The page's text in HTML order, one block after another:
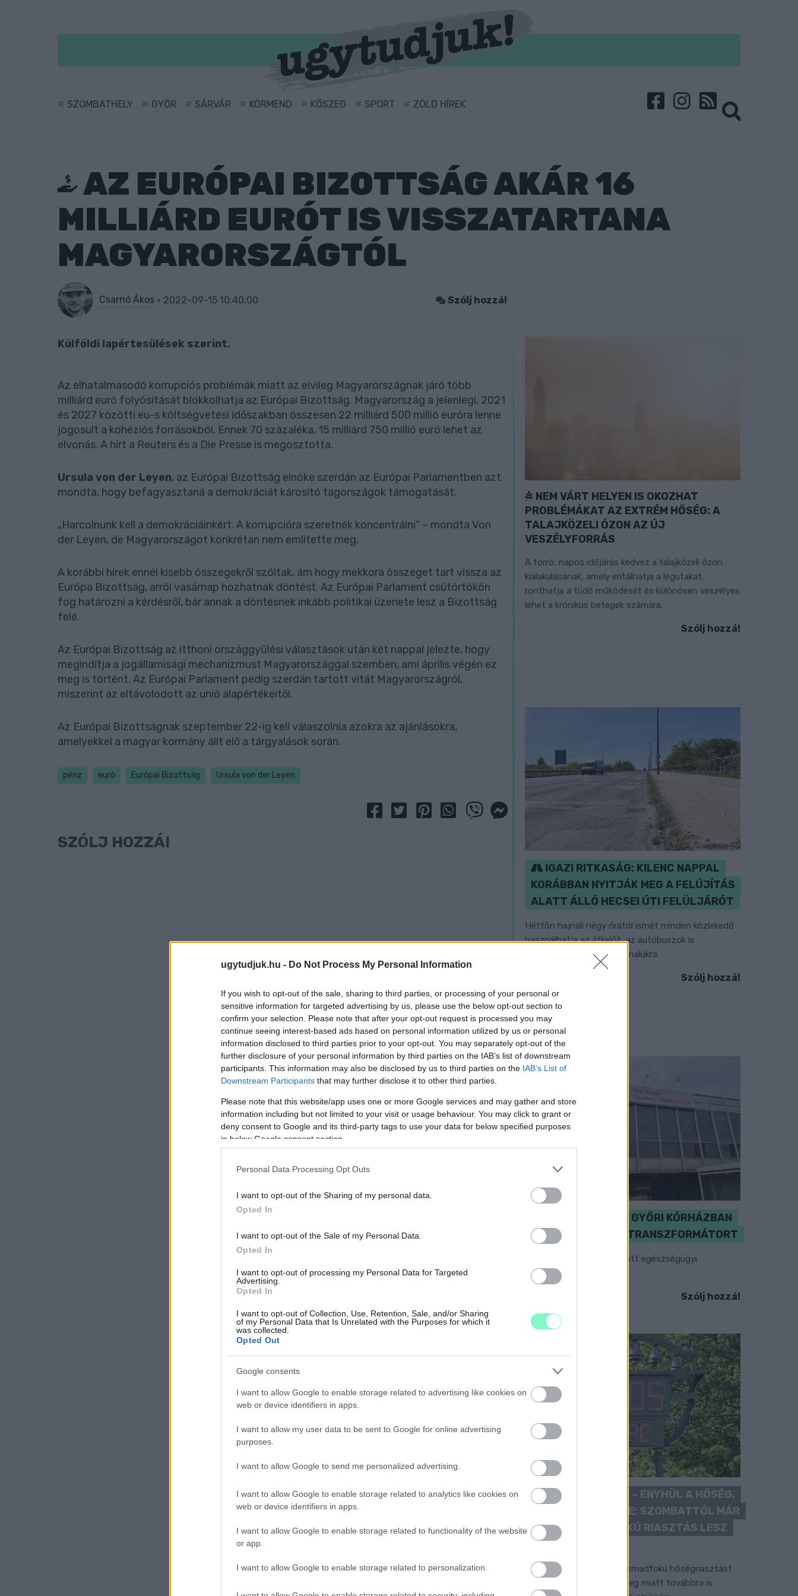
ugytudjuk.hu - Do Not Process My Personal Information
If you wish to opt-out of the sale, sharing to third parties, or processing of your personal or
sensitive information for targeted advertising by us, please use the below opt-out section to
confirm your selection. Please note that after your opt-out request is processed you may
continue seeing interest-based ads based on personal information utilized by us or personal
information disclosed to third parties prior to your opt-out. You may separately opt-out of the
further disclosure of your personal information by third parties on the IAB’s list of downstream
participants. This information may also be disclosed by us to third parties on the IAB’s List of
Downstream Participants that may further disclose it to other third parties.
Please note that this website/app uses one or more Google services and may gather and store
information including but not limited to your visit or usage behaviour. You may click to grant or
deny consent to Google and its third-party tags to use your data for below specified purposes
in below Google consent section.
Personal Data Processing Opt Outs
I want to opt-out of the Sharing of my personal data.
Opted In
I want to opt-out of the Sale of my Personal Data.
Opted In
I want to opt-out of processing my Personal Data for Targeted
Advertising.
Opted In
I want to opt-out of Collection, Use, Retention, Sale, and/or Sharing
of my Personal Data that Is Unrelated with the Purposes for which it
was collected.
Opted Out
Google consents
I want to allow Google to enable storage related to advertising like cookies on
web or device identifiers in apps.
I want to allow my user data to be sent to Google for online advertising
purposes.
I want to allow Google to send me personalized advertising.
I want to allow Google to enable storage related to analytics like cookies on
web or device identifiers in apps.
I want to allow Google to enable storage related to functionality of the website
or app.
I want to allow Google to enable storage related to personalization.
SZOMBATHELY GYŐR SÁRVÁR KÖRMEND KŐSZEG SPORT ZÖLD HÍREK
AZ EURÓPAI BIZOTTSÁG AKÁR 16
MILLIÁRD EURÓT IS VISSZATARTANA
MAGYARORSZÁGTÓL
Csarnó Ákos 2022-09-15 10:40:00 Szólj hozzá!
Külföldi lapértesülések szerint.
Az elhatalmasodó korrupciós problémák miatt az elvileg Magyarországnak járó több
milliárd euró folyósítását blokkolhatja az Európai Bizottság. Magyarország a jelenlegi, 2021
és 2027 közötti eu-s költségvetési időszakban összesen 22 milliárd 500 millió euróra lenne
jogosult a kohéziós forrásokból. Ennek 70 százaléka, 15 milliárd 750 millió euró lehet az
elvonás. A hírt a Reuters és a Die Presse is megosztotta.
Ursula von der Leyen, az Európai Bizottság elnöke szerdán az Európai Parlamentben azt
mondta, hogy befagyasztaná a demokráciát károsító tagországok támogatását.
„Harcolnunk kell a demokráciáinkért. A korrupcióra szeretnék koncentrálni” – mondta Von
der Leyen, de Magyarországot konkrétan nem említette meg.
A korábbi hírek ennél kisebb összegekről szóltak, ám hogy mekkora összeget tart vissza az
Európa Bizottság, arról vasárnap hozhatnak döntést. Az Európai Parlament csütörtökön
fog határozni a kérdésről, bár annak a döntésnek inkább politikai üzenete lesz a Bizottság
felé.
Az Európai Bizottság az itthoni országgyűlési választások után két nappal jelezte, hogy
megindítja a jogállamisági mechanizmust Magyarországgal szemben, ami április végén ez
meg is történt. Az Európai Parlament pedig szerdán tartott vitát Magyarországról,
miszerint az eltávolodott az unió alapértékeitől.
Az Európai Bizottságnak szeptember 22-ig kell válaszolnia azokra az ajánlásokra,
amelyekkel a magyar kormány állt elő a tárgyalások során.
pénz euró Európai Bizottság Ursula von der Leyen
SZÓLJ HOZZÁ!
NEM VÁRT HELYEN IS OKOZHAT
PROBLÉMÁKAT AZ EXTRÉM HŐSÉG: A
TALAJKÖZELI ÓZON AZ ÚJ
VESZÉLYFORRÁS
A forró, napos időjárás kedvez a talajközeli ózon
kialakulásának, amely irritálhatja a légutakat,
ronthatja a tüdő működését és különösen veszélyes
lehet a krónikus betegek számára.
Szólj hozzá!
IGAZI RITKASÁG: KILENC NAPPAL
KORÁBBAN NYITJÁK MEG A FELÚJÍTÁS
ALATT ÁLLÓ HECSEI ÚTI FELÜLJÁRÓT
Hétfőn hajnali négy órától ismét minden közlekedő
használhatja az átkelőt, az autóbuszok is
visszatérnek eredeti útvonalukra.
Szólj hozzá!
KICSERÉLTÉK A GYŐRI KÓRHÁZBAN
MEGHIBÁSODOTT TRANSZFORMÁTORT
Megkezdték az elhalasztott egészségügyi
ellátásokat.
Szólj hozzá!
KÁNIKULA 2026 - ENYHÜL A HŐSÉG,
DE MÉG NINCS VÉGE: SZOMBATTÓL MÁR
“CSAK” MÁSODFOKÚ RIASZTÁS LESZ
ÉRVÉNYBEN
A július vége óta tartó harmadfokú hőségriasztást
mérséklik, de a tartós meleg miatt továbbra is